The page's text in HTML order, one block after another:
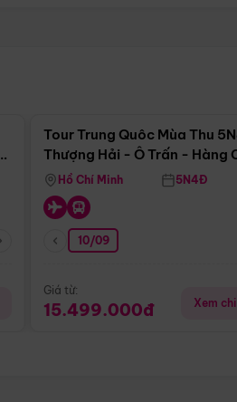
Tour Trung Quôc Mùa Thu
Thượng Hải - Ô Trấn - Hàng
(Tour Không Shopping)
Hồ Chí Minh 5N4Đ
10/09
Giá từ:
15.499.000đ Xem